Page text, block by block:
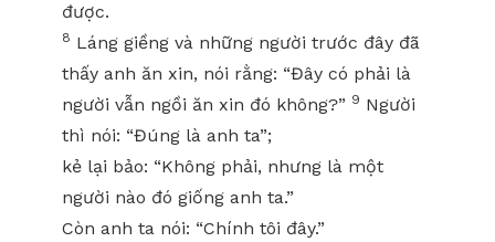
được.
8 Láng giềng và những người trước đây đã
thấy anh ăn xin, nói rằng: “Đây có phải là
người vẫn ngồi ăn xin đó không?” 9 Người
thì nói: “Đúng là anh ta”;
kẻ lại bảo: “Không phải, nhưng là một
người nào đó giống anh ta.”
Còn anh ta nói: “Chính tôi đây.”